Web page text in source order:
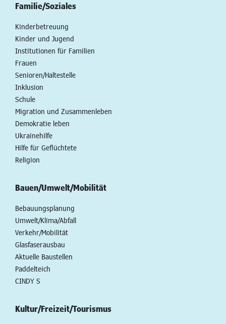
Familie/Soziales
Kinderbetreuung
Kinder und Jugend
Institutionen für Familien
Frauen
Senioren/Haltestelle
Inklusion
Schule
Migration und Zusammenleben
Demokratie leben
Ukrainehilfe
Hilfe für Geflüchtete
Religion
Bauen/Umwelt/Mobilität
Bebauungsplanung
Umwelt/Klima/Abfall
Verkehr/Mobilität
Glasfaserausbau
Aktuelle Baustellen
Paddelteich
CINDY S
Kultur/Freizeit/Tourismus